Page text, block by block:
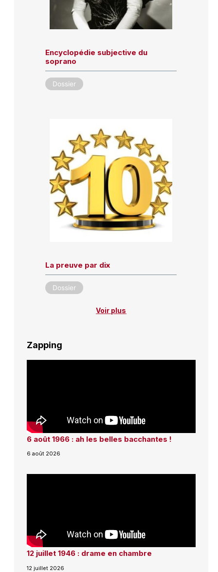
Encyclopédie subjective du
soprano
Dossier
La preuve par dix
Dossier
Voir plus
Zapping
6 août 1966 : ah les belles bacchantes !
6 août 2026
12 juillet 1946 : drame en chambre
12 juillet 2026